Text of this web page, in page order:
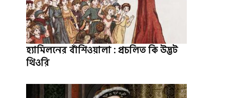
হ্যামিলনের বাঁশিওয়ালা : প্রচলিত কি উদ্ভট
থিওরি